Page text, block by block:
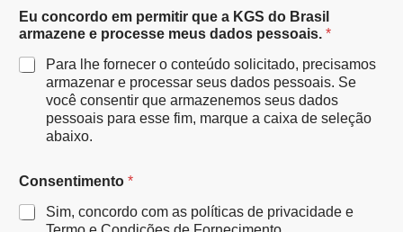
Eu concordo em permitir que a KGS do Brasil
armazene e processe meus dados pessoais. *
Para lhe fornecer o conteúdo solicitado, precisamos
armazenar e processar seus dados pessoais. Se
você consentir que armazenemos seus dados
pessoais para esse fim, marque a caixa de seleção
abaixo.
Consentimento *
Sim, concordo com as políticas de privacidade e